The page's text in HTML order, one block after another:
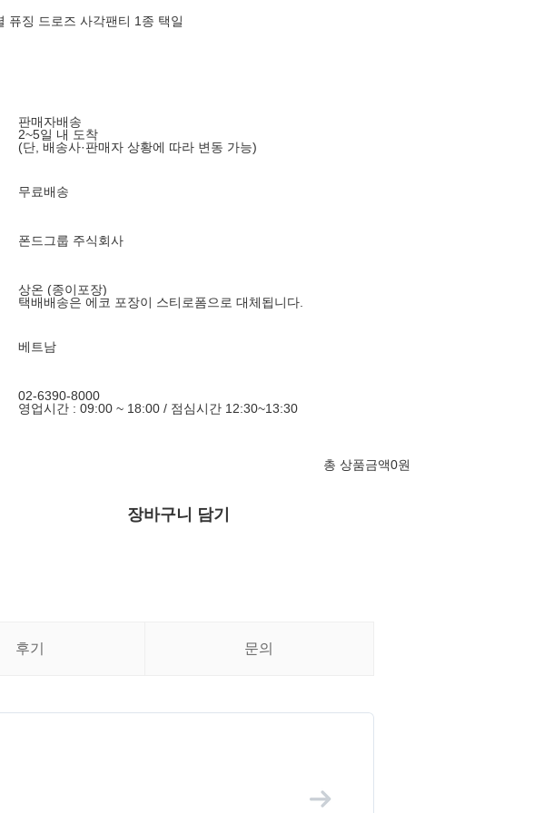
퓨징 드로즈 사각팬티 1종 택일
판매자배송
2~5일 내 도착
(단, 배송사·판매자 상황에 따라 변동 가능)
무료배송
폰드그룹 주식회사
상온 (종이포장)
택배배송은 에코 포장이 스티로폼으로 대체됩니다.
베트남
02-6390-8000
영업시간 : 09:00 ~ 18:00 / 점심시간 12:30~13:30
총 상품금액0원
장바구니 담기
후기 문의